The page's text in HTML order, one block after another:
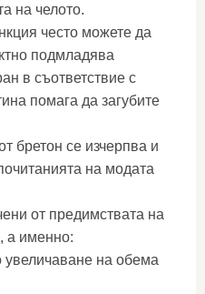
на челото.
често можете да
подмладява
в съответствие с
помага да загубите
бретон се изчерпва и
на модата
от предимствата на
а именно:
увеличаване на обема